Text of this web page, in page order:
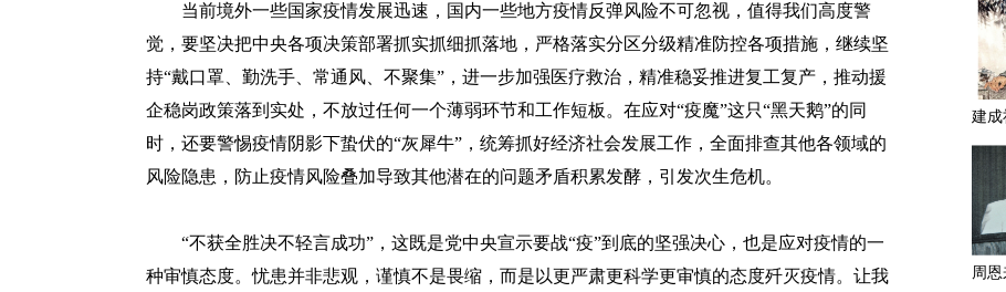
当前境外一些国家疫情发展迅速，国内一些地方疫情反弹风险不可忽视，值得我们高度警
觉，要坚决把中央各项决策部署抓实抓细抓落地，严格落实分区分级精准防控各项措施，继续坚
持“戴口罩、勤洗手、常通风、不聚集”，进一步加强医疗救治，精准稳妥推进复工复产，推动援
企稳岗政策落到实处，不放过任何一个薄弱环节和工作短板。在应对“疫魔”这只“黑天鹅”的同
时，还要警惕疫情阴影下蛰伏的“灰犀牛”，统筹抓好经济社会发展工作，全面排查其他各领域的
风险隐患，防止疫情风险叠加导致其他潜在的问题矛盾积累发酵，引发次生危机。
“不获全胜决不轻言成功”，这既是党中央宣示要战“疫”到底的坚强决心，也是应对疫情的一
种审慎态度。忧患并非悲观，谨慎不是畏缩，而是以更严肃更科学更审慎的态度歼灭疫情。让我